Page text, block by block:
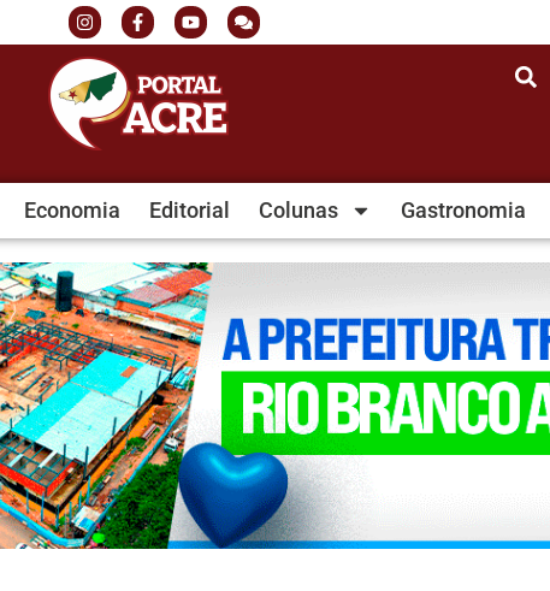
Economia Editorial Colunas Gastronomia